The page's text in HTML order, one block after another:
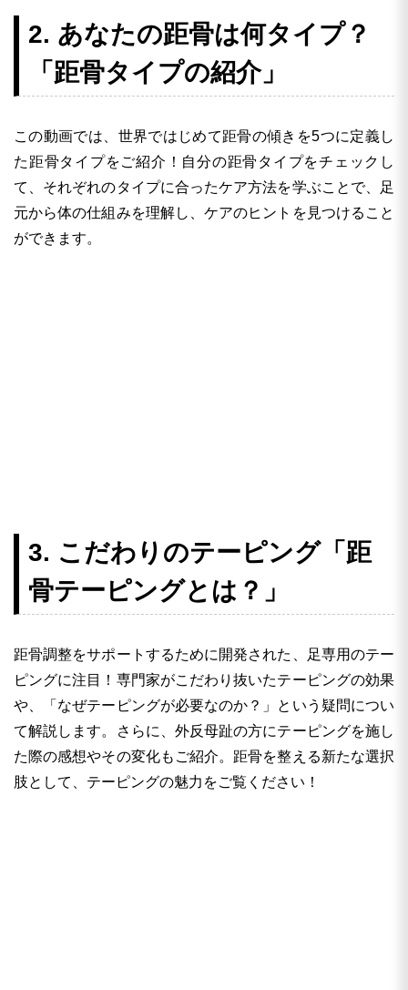
2. あなたの距骨は何タイプ？
「距骨タイプの紹介」
この動画では、世界ではじめて距骨の傾きを5つに定義し
た距骨タイプをご紹介！自分の距骨タイプをチェックし
て、それぞれのタイプに合ったケア方法を学ぶことで、足
元から体の仕組みを理解し、ケアのヒントを見つけること
ができます。
3. こだわりのテーピング「距
骨テーピングとは？」
距骨調整をサポートするために開発された、足専用のテー
ピングに注目！専門家がこだわり抜いたテーピングの効果
や、「なぜテーピングが必要なのか？」という疑問につい
て解説します。さらに、外反母趾の方にテーピングを施し
た際の感想やその変化もご紹介。距骨を整える新たな選択
肢として、テーピングの魅力をご覧ください！